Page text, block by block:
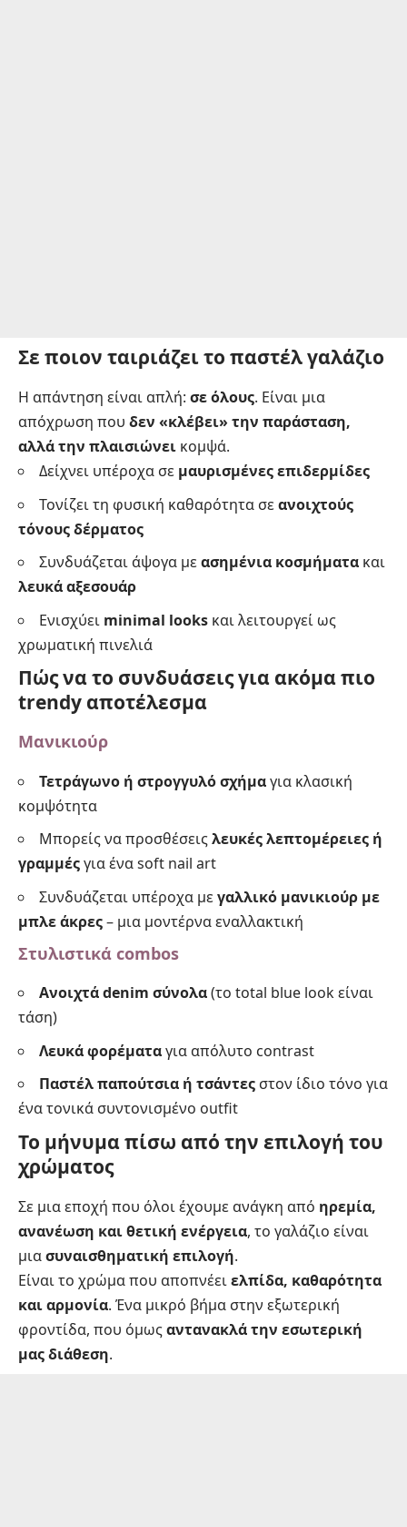
Σε ποιον ταιριάζει το παστέλ γαλάζιο
Η απάντηση είναι απλή: σε όλους. Είναι μια
απόχρωση που δεν «κλέβει» την παράσταση,
αλλά την πλαισιώνει κομψά.
Δείχνει υπέροχα σε μαυρισμένες επιδερμίδες
Τονίζει τη φυσική καθαρότητα σεανοιχτούς
τόνους δέρματος
Συνδυάζεται άψογα μεασημένια κοσμήματα και
λευκά αξεσουάρ
Ενισχύει minimal looks και λειτουργεί ως
χρωματική πινελιά
Πώς να το συνδυάσεις για ακόμα πιο
trendy αποτέλεσμα
Μανικιούρ
Τετράγωνο ή στρογγυλό σχήμαγια κλασική
κομψότητα
Μπορείς να προσθέσειςλευκές λεπτομέρειες ή
γραμμέςγια ένα soft nail art
Συνδυάζεται υπέροχα μεγαλλικό μανικιούρ με
μπλε άκρες– μια μοντέρνα εναλλακτική
Στυλιστικά combos
Ανοιχτά denim σύνολα(το total blue look είναι
τάση)
Λευκά φορέματαγια απόλυτο contrast
Παστέλ παπούτσια ή τσάντες στον ίδιο τόνο για
ένα τονικά συντονισμένο outfit
Το μήνυμα πίσω από την επιλογή του
χρώματος
Σε μια εποχή που όλοι έχουμε ανάγκη από ηρεμία,
ανανέωση και θετική ενέργεια, το γαλάζιο είναι
μιασυναισθηματική επιλογή.
Είναι το χρώμα που αποπνέειελπίδα, καθαρότητα
και αρμονία. Ένα μικρό βήμα στην εξωτερική
φροντίδα, που όμωςαντανακλά την εσωτερική
μας διάθεση.